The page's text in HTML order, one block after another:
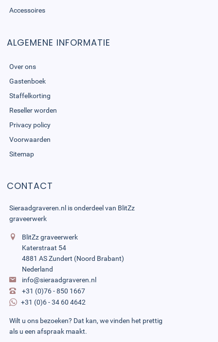
Accessoires
ALGEMENE INFORMATIE
Over ons
Gastenboek
Staffelkorting
Reseller worden
Privacy policy
Voorwaarden
Sitemap
CONTACT
Sieraadgraveren.nl is onderdeel van BlitZz
graveerwerk
BlitZz graveerwerk
Katerstraat 54
4881 AS Zundert (Noord Brabant)
Nederland
info@sieraadgraveren.nl
+31 (0)76 - 850 1667
+31 (0)6 - 34 60 4642
Wilt u ons bezoeken? Dat kan, we vinden het prettig
als u een afspraak maakt.